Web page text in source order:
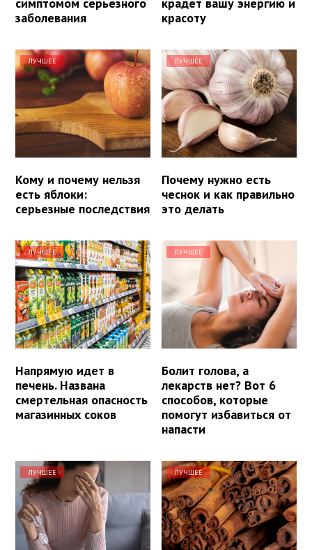
заболевания
красоту
ЛУЧШЕЕ
Кому и почему нельзя
есть яблоки:
серьезные последствия
ЛУЧШЕЕ
Почему нужно есть
чеснок и как правильно
это делать
ЛУЧШЕЕ
Напрямую идет в
печень. Названа
смертельная опасность
магазинных соков
ЛУЧШЕЕ
Болит голова, а
лекарств нет? Вот 6
способов, которые
помогут избавиться от
напасти
ЛУЧШЕЕ ЛУЧШЕЕ